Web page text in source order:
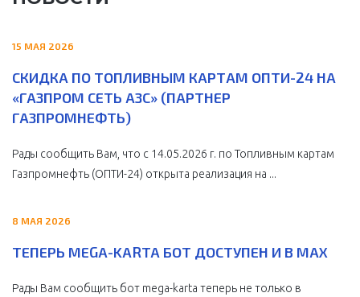
15 МАЯ 2026
СКИДКА ПО ТОПЛИВНЫМ КАРТАМ ОПТИ-24 НА
«ГАЗПРОМ СЕТЬ АЗС» (ПАРТНЕР
ГАЗПРОМНЕФТЬ)
Рады сообщить Вам, что с 14.05.2026 г. по Топливным картам
Газпромнефть (ОПТИ-24) открыта реализация на ...
8 МАЯ 2026
ТЕПЕРЬ MEGA-KARTA БОТ ДОСТУПЕН И В MAX
Рады Вам сообщить бот mega-karta теперь не только в